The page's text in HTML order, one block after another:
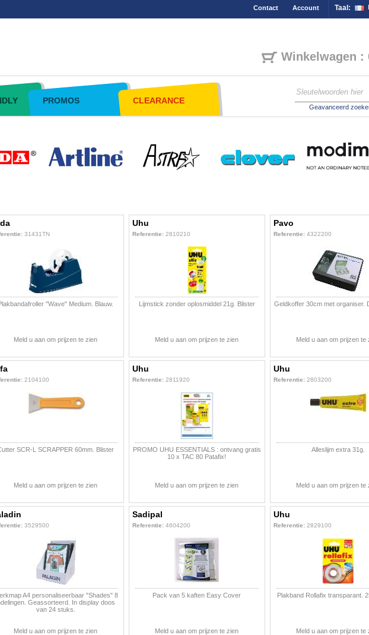
Taal:
Contact Account
Winkelwagen :
PROMOS CLEARANCE
Geavanceerd
31431TN
"Wave" Medium. Blauw.
Meld u aan om prijzen te zien
Uhu
Referentie:2810210
Lijmstick zonder oplosmiddel 21g. Blister
Meld u aan om prijzen te zien
Pavo
Referentie:4322200
Geldkoffer 30cm met organiser.
Meld u aan om prijzen te
2104100
SCR-L SCRAPPER 60mm. Blister
Meld u aan om prijzen te zien
Uhu
Referentie:2811920
PROMO UHU ESSENTIALS : ontvang gratis
10 x TAC 80 Patafix!
Meld u aan om prijzen te zien
Uhu
Referentie:2803200
Alleslijm extra 31g.
Meld u aan om prijzen te
3529500
A4 personaliseerbaar "Shades" 8
Geassorteerd. In display doos
van 24 stuks.
Meld u aan om prijzen te zien
Sadipal
Referentie:4604200
Pack van 5 kaften Easy Cover
Meld u aan om prijzen te zien
Uhu
Referentie:2829100
Plakband Rollafix transparant.
Meld u aan om prijzen te